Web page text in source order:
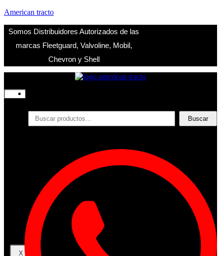
American tracto
Somos Distribuidores Autorizados de las
marcas Fleetguard, Valvoline, Mobil,
Chevron y Shell
Productos
Filtros
Contacto
Acceder
Iniciar Sesion
Registro
Restablecer la contraseña
X
Buscar